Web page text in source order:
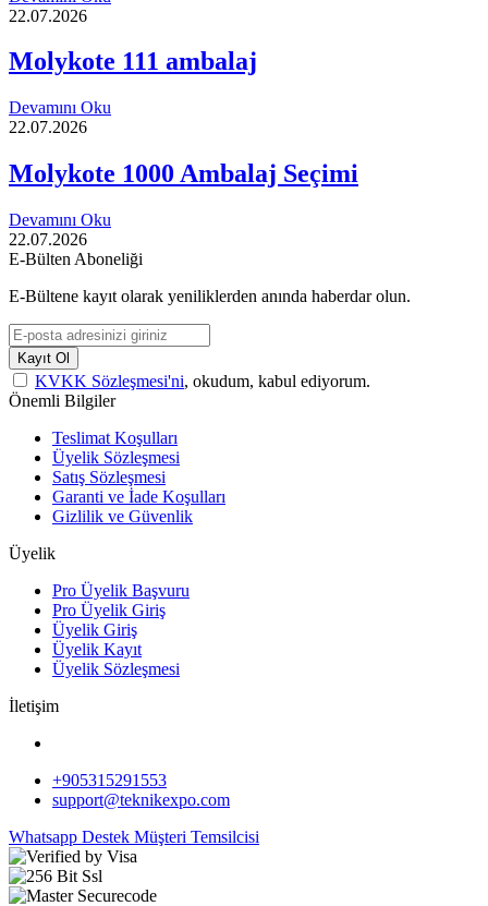
22.07.2026
Molykote 111 ambalaj
Devamını Oku
22.07.2026
Molykote 1000 Ambalaj Seçimi
Devamını Oku
22.07.2026
E-Bülten Aboneliği
E-Bültene kayıt olarak yeniliklerden anında haberdar olun.
Kayıt Ol
KVKK Sözleşmesi'ni, okudum, kabul ediyorum.
Önemli Bilgiler
Teslimat Koşulları
Üyelik Sözleşmesi
Satış Sözleşmesi
Garanti ve İade Koşulları
Gizlilik ve Güvenlik
Üyelik
Pro Üyelik Başvuru
Pro Üyelik Giriş
Üyelik Giriş
Üyelik Kayıt
Üyelik Sözleşmesi
İletişim
+905315291553
support@teknikexpo.com
Whatsapp Destek Müşteri Temsilcisi